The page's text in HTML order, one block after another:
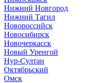
Нижний Новгород
Нижний Тагил
Новороссийск
Новосибирск
Новочеркасск
Новый Уренгой
Нур-Султан
Октябрьский
Омск